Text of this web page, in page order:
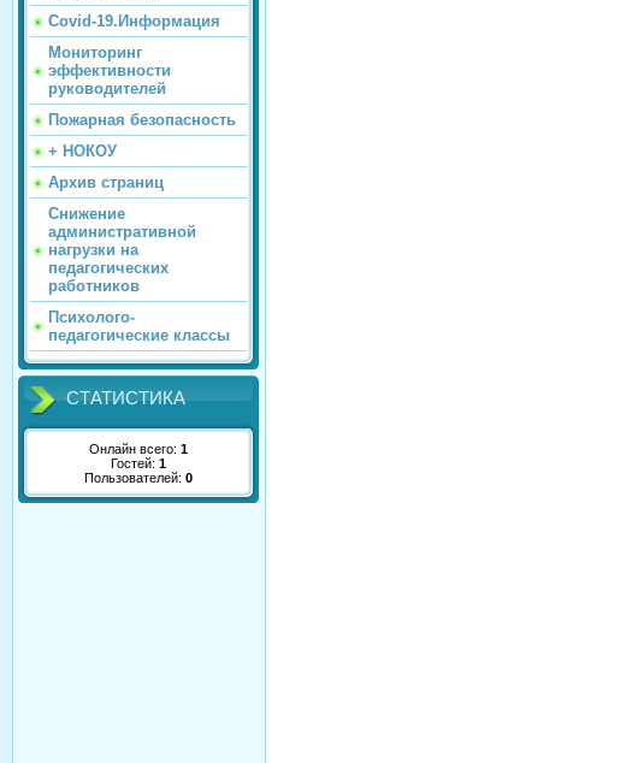
Covid-19.Информация
Мониторинг
эффективности
руководителей
Пожарная безопасность
+ НОКОУ
Архив страниц
Снижение
административной
нагрузки на
педагогических
работников
Психолого-
педагогические классы
СТАТИСТИКА
Онлайн всего: 1
Гостей: 1
Пользователей: 0